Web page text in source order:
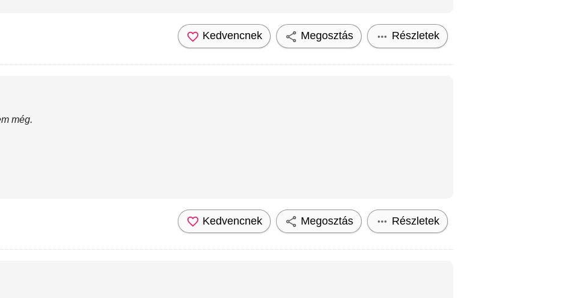
Kedvencnek Megosztás Részletek
még.
Kedvencnek Megosztás Részletek